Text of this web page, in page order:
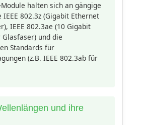
Module halten sich an gängige
IEEE 802.3z (Gigabit Ethernet
IEEE 802.3ae (10 Gigabit
und die
Standards für
(z.B. IEEE 802.3ab für
und ihre